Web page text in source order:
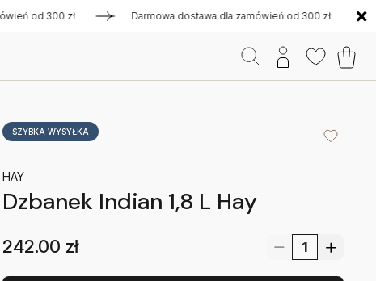
od 300 zł Darmowa dostawa dla zamówień od 300 zł
SZYBKA WYSYŁKA
HAY
Dzbanek Indian 1,8 L Hay
242.00 zł